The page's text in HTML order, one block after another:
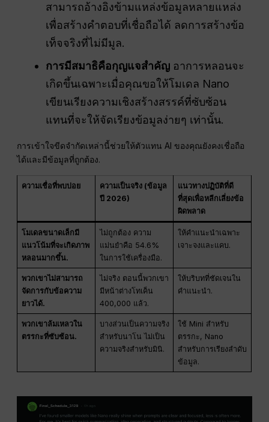
สามารถอ้างอิงข้ามแหล่งข้อมูลหลายแหล่ง
เพื่อสร้างคำตอบที่เชื่อถือได้ ลดการสร้างข้อ
เท็จจริงที่ไม่มีมูล.
การมีสมาธิคือกุญแจสำคัญ อาการหลอนจะ
เกิดขึ้นเฉพาะเมื่อคุณขอให้โมเดล Nano
เขียนเรียงความเชิงสร้างสรรค์ที่ซับซ้อน
แทนที่จะให้จัดเรียงข้อมูลง่ายๆ เท่านั้น.
การเข้าใจขีดจำกัดเหล่านี้ช่วยให้ตัวแทน AI ของคุณยังคงเชื่อถือ
ได้และมีข้อมูลที่ถูกต้อง.
ความเชื่อที่พบบ่อย
ความเป็นจริง (ข้อมูล
ปี 2026)
แนวทางปฏิบัติที่ดี
ที่สุดเพื่อหลีกเลี่ยงข้อ
ผิดพลาด
โมเดลขนาดเล็กมี
แนวโน้มที่จะเกิดภาพ
หลอนมากขึ้น.
ไม่ถูกต้อง ความ
แม่นยำคือ 54.6%
ในการใช้เครื่องมือ.
ให้คำแนะนำเฉพาะ
เจาะจงและแคบ.
พวกเขาไม่สามารถ
จัดการกับข้อความ
ยาวได้.
ไม่จริง ตอนนี้พวกเขา
มีหน้าต่างโทเค็น
400,000 แล้ว.
ให้บริบทที่ชัดเจนใน
คำแนะนำ.
พวกเขาล้มเหลวใน
ตรรกะที่ซับซ้อน.
บางส่วนเป็นความจริง
สำหรับนาโน ไม่เป็น
ความจริงสำหรับมินิ.
ใช้ Mini สำหรับ
ตรรกะ, Nano
สำหรับการเรียงลำดับ
ข้อมูล.